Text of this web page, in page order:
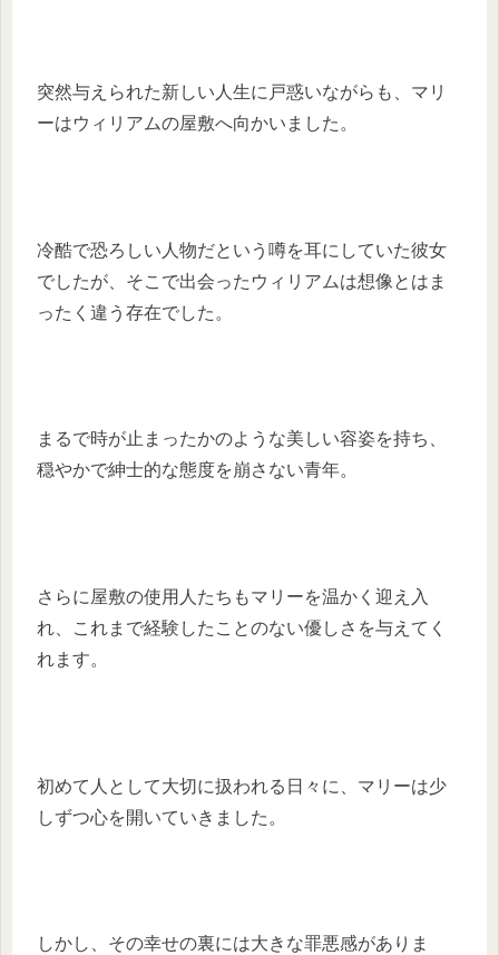
突然与えられた新しい人生に戸惑いながらも、マリ
ーはウィリアムの屋敷へ向かいました。
冷酷で恐ろしい人物だという噂を耳にしていた彼女
でしたが、そこで出会ったウィリアムは想像とはま
ったく違う存在でした。
まるで時が止まったかのような美しい容姿を持ち、
穏やかで紳士的な態度を崩さない青年。
さらに屋敷の使用人たちもマリーを温かく迎え入
れ、これまで経験したことのない優しさを与えてく
れます。
初めて人として大切に扱われる日々に、マリーは少
しずつ心を開いていきました。
しかし、その幸せの裏には大きな罪悪感がありま